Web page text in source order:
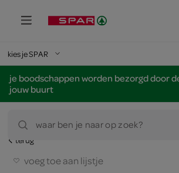
kies je SPAR
je boodschappen worden bezorgd door
jouw buurt
waar ben je naar op zoek?
terug
voeg toe aan lijstje